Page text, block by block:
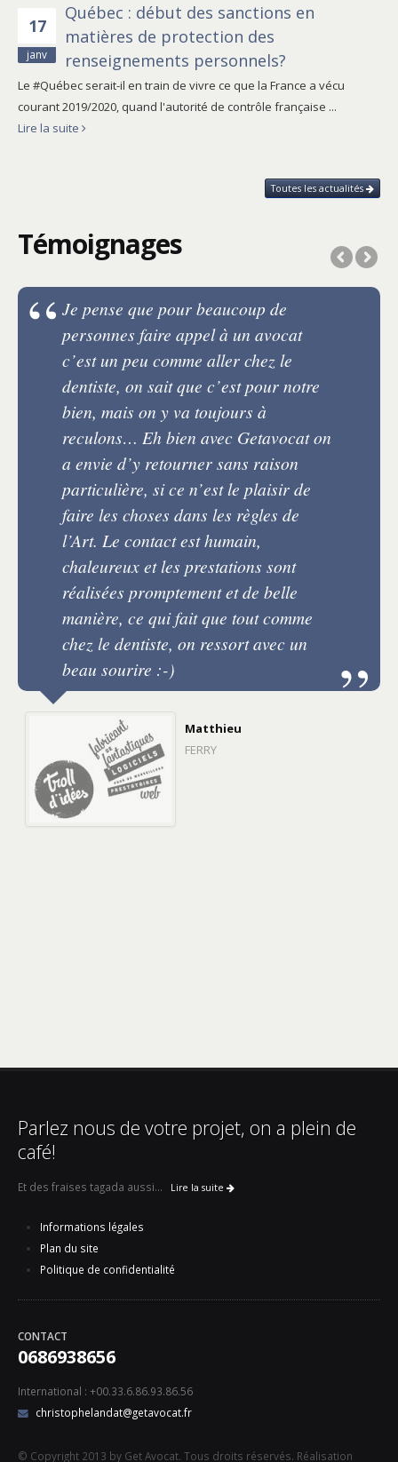
17
janv
Québec : début des sanctions en
matières de protection des
renseignements personnels?
Le #Québec serait-il en train de vivre ce que la France a vécu
courant 2019/2020, quand l'autorité de contrôle française ...
Lire la suite
Toutes les actualités
Témoignages
Je pense que pour beaucoup de
personnes faire appel à un avocat
c’est un peu comme aller chez le
dentiste, on sait que c’est pour notre
bien, mais on y va toujours à
reculons… Eh bien avec Getavocat on
a envie d’y retourner sans raison
particulière, si ce n’est le plaisir de
faire les choses dans les règles de
l’Art. Le contact est humain,
chaleureux et les prestations sont
réalisées promptement et de belle
manière, ce qui fait que tout comme
chez le dentiste, on ressort avec un
beau sourire :-)
Matthieu
FERRY
Parlez nous de votre projet, on a plein de
café!
Et des fraises tagada aussi... Lire la suite
Informations légales
Plan du site
Politique de confidentialité
CONTACT
0686938656
International : +00.33.6.86.93.86.56
christophelandat@getavocat.fr
© Copyright 2013 by Get Avocat. Tous droits réservés. Réalisation